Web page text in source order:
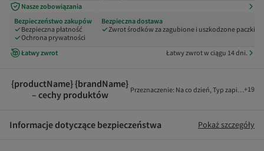
Nasze zobowiązania
Bezpieczeństwo zakupów
Bezpieczna płatność
Ochrona prywatności
Bezpieczna dostawa
Zwrot środków za zagubione i uszkodzone paczki
Łatwy zwrot Łatwy zwrot w ciągu 14 dni.
{productName} {brandName}
– cechy produktów
Przeznaczenie: Na co dzień,Typ zapięcia:
+19
Informacje dotyczące bezpieczeństwa Pokaż szczegóły